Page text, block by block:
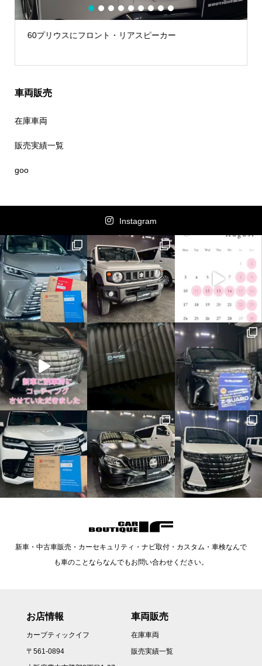
GRカローラにZ-GUARDとTVキャンセラー
1 2 3 4 5 6 7 8 9
車両販売
在庫車両
販売実績一覧
goo
Instagram
新車・中古車販売・カーセキュリティ・ナビ取付・カスタム・車検なんで
も車のことならなんでもお問い合わせください。
お店情報
カーブティックイフ
〒561-0894
車両販売
在庫車両
販売実績一覧